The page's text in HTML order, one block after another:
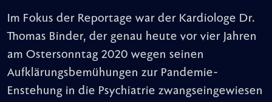
Im Fokus der Reportage war der Kardiologe Dr.
Thomas Binder, der genau heute vor vier Jahren
am Ostersonntag 2020 wegen seinen
Aufklärungsbemühungen zur Pandemie-
Enstehung in die Psychiatrie zwangseingewiesen